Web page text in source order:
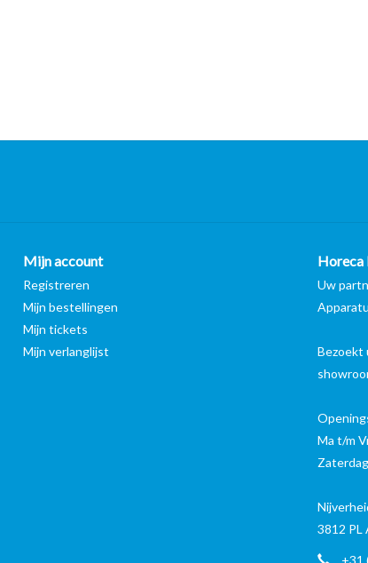
Mijn account
Registreren
Mijn bestellingen
Mijn tickets
Mijn verlanglijst
Horeca
Uw
Bezoekt
Ma t/m
3812 PL